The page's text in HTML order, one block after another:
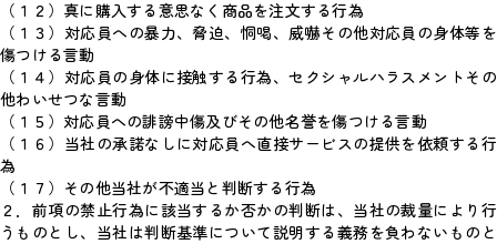
（１２）真に購入する意思なく商品を注文する行為
（１３）対応員への暴力、脅迫、恫喝、威嚇その他対応員の身体等を
傷つける言動
（１４）対応員の身体に接触する行為、セクシャルハラスメントその
他わいせつな言動
（１５）対応員への誹謗中傷及びその他名誉を傷つける言動
（１６）当社の承諾なしに対応員へ直接サービスの提供を依頼する行
為
（１７）その他当社が不適当と判断する行為
２．前項の禁止行為に該当するか否かの判断は、当社の裁量により行
うものとし、当社は判断基準について説明する義務を負わないものと